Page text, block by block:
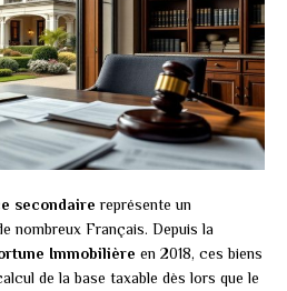
secondaire représente un
nombreux Français. Depuis la
Immobilière en 2018, ces biens
de la base taxable dès lors que le